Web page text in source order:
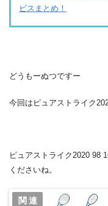
ビスまとめ！
どうもーぬつですー
今回はピュアストライク
ピュアストライク2020 98
くださいね。